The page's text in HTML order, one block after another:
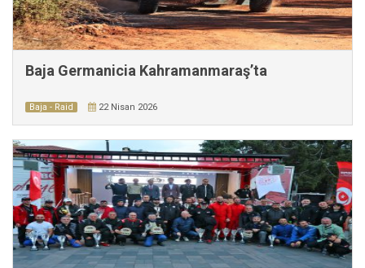
Baja Germanicia Kahramanmaraş’ta
Baja - Raid 22 Nisan 2026